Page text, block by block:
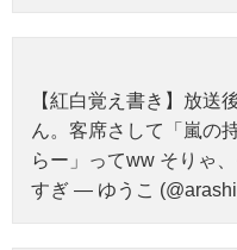
【紅白覚え書き】放送
ん。客席さして「嵐の
らー」ってww そりゃ
すぎ — ゆうこ